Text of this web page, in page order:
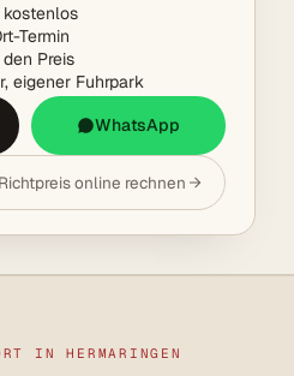
Termin
Preis
eigener Fuhrpark
WhatsApp
online rechnen
IN HERMARINGEN